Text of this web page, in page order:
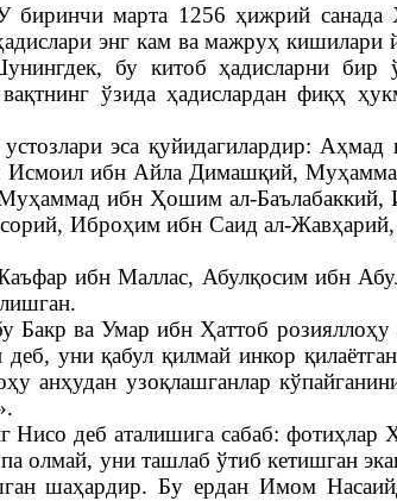
марта 1256 ҳижрий санада
энг кам ва мажруҳ кишилари
бу китоб ҳадисларни бир
ўзида ҳадислардан фиқҳ
эса қуйидагилардир:
ибн Айла Димашқий,
ибн Ҳошим ал-
Иброҳим ибн Саид ал-
ибн Маллас, Абулқосим ибн
ва Умар ибн Ҳаттоб розияллоҳу
уни қабул қилмай инкор
анҳудан узоқлашганлар
деб аталишига сабаб: фотиҳлар
олмай, уни ташлаб ўтиб кетишган
шаҳардир. Бу ердан Имом